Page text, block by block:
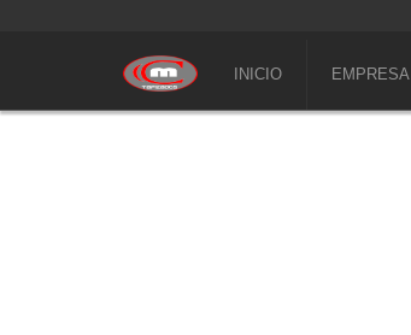
INICIO EMPRESA